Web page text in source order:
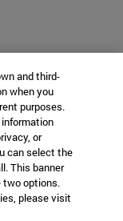
and third-
when you
purposes.
or
can select the
This banner
two options.
please visit